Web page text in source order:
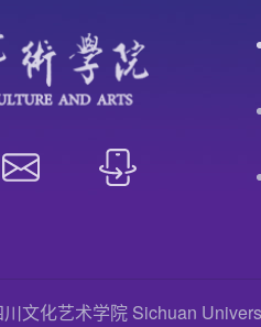
文化艺术学院 Sichuan